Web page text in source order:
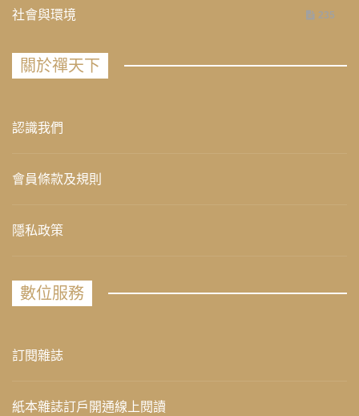
社會與環境 235
關於禪天下
認識我們
會員條款及規則
隱私政策
數位服務
訂閱雜誌
紙本雜誌訂戶開通線上閱讀